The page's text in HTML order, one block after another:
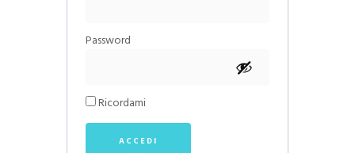
Password
Ricordami
ACCEDI